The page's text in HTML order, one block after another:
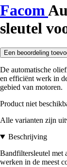
Facom
sleutel
Een beoordeling
De automatische
en efficiënt werk in
gebied van motoren.
Product niet
Alle varianten zijn
Beschrijving
Bandfiltersleutel met
werken in de meest